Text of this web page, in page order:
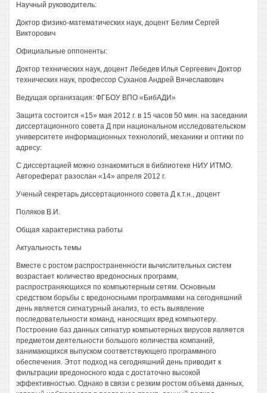
Научный руководитель:
Доктор физико-математических наук, доцент Белим Сергей
Викторович
Официальные оппоненты:
Доктор технических наук, доцент Лебедев Илья Сергеевич Доктор
технических наук, профессор Суханов Андрей Вячеславович
Ведущая организация: ФГБОУ ВПО «БибАДИ»
Защита состоится «15» мая 2012 г. в 15 часов 50 мин. на заседании
диссертационного совета Д при национальном исследовательском
университете информационных технологий, механики и оптики по
адресу:
С диссертацией можно ознакомиться в библиотеке НИУ ИТМО.
Автореферат разослан «14» апреля 2012 г.
Ученый секретарь диссертационного совета Д к.т.н., доцент
Поляков В.И.
Общая характеристика работы
Актуальность темы
Вместе с ростом распространенности вычислительных систем
возрастает количество вредоносных программ,
распространяющихся по компьютерным сетям. Основным
средством борьбы с вредоносными программами на сегодняшний
день является сигнатурный анализ, то есть выявление
последовательности команд, наносящих вред компьютеру.
Построение баз данных сигнатур компьютерных вирусов является
предметом деятельности большого количества компаний,
занимающихся выпуском соответствующего программного
обеспечения. Этот подход на сегодняшний день приводит к
фильтрации вредоносного кода с достаточно высокой
эффективностью. Однако в связи с резким ростом объема данных,